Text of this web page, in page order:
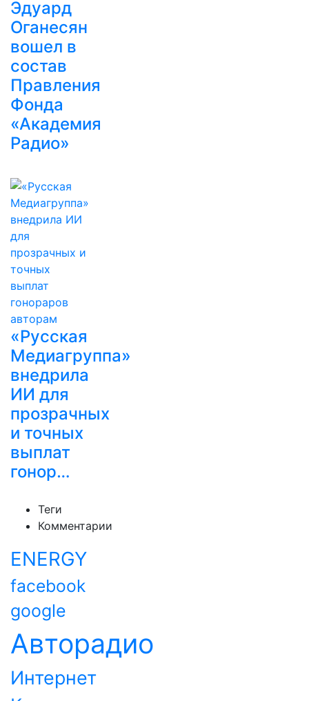
Эдуард
Оганесян
вошел в
состав
Правления
Фонда
«Академия
Радио»
«Русская
Медиагруппа»
внедрила
ИИ для
прозрачных
и точных
выплат
гонор…
Теги
Комментарии
ENERGY
facebook
google
Авторадио
Интернет